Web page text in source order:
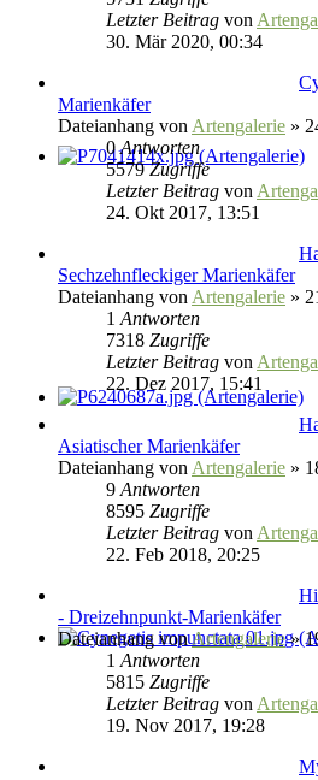
Letzter Beitrag von
30. Mär 2020, 00:34
Marienkäfer
Dateianhang von Artengalerie »
0Antworten
5579Zugriffe
Letzter Beitrag von
24. Okt 2017, 13:51
Sechzehnfleckiger Marienkäfer
Dateianhang von Artengalerie »
1 Antworten
7318 Zugriffe
Letzter Beitrag von
22. Dez 2017, 15:41
Asiatischer Marienkäfer
Dateianhang von Artengalerie »
9 Antworten
8595 Zugriffe
Letzter Beitrag von
22. Feb 2018, 20:25
- Dreizehnpunkt-Marienkäfer
DateianhangvonArtengalerie»
1 Antworten
5815 Zugriffe
Letzter Beitrag von
19. Nov 2017, 19:28